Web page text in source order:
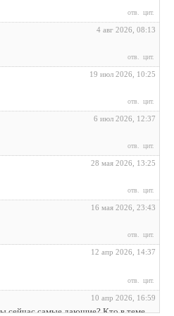
отв. цит.
4 авг 2026, 08:13
отв. цит.
19 июл 2026, 10:25
отв. цит.
6 июл 2026, 12:37
отв. цит.
28 мая 2026, 13:25
отв. цит.
16 мая 2026, 23:43
отв. цит.
12 апр 2026, 14:37
отв. цит.
10 апр 2026, 16:59
сейчас самые дающие? Кто в теме